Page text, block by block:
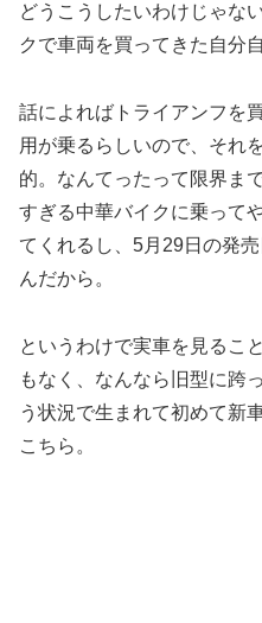
どうこうしたいわけじゃな
クで車両を買ってきた自分
話によればトライアンフを
用が乗るらしいので、それ
的。なんてったって限界ま
すぎる中華バイクに乗って
てくれるし、5月29日の発
んだから。
というわけで実車を見るこ
もなく、なんなら旧型に跨
う状況で生まれて初めて新
こちら。